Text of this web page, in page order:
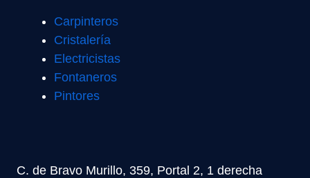
Carpinteros
Cristalería
Electricistas
Fontaneros
Pintores
C. de Bravo Murillo, 359, Portal 2, 1 derecha